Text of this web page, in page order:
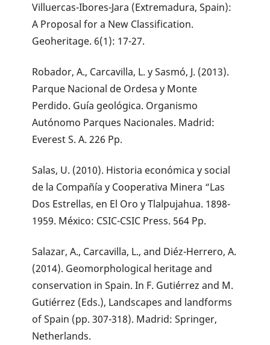
Villuercas-Ibores-Jara (Extremadura, Spain):
A Proposal for a New Classification.
Geoheritage. 6(1): 17-27.
Robador, A., Carcavilla, L. y Sasmó, J. (2013).
Parque Nacional de Ordesa y Monte
Perdido. Guía geológica. Organismo
Autónomo Parques Nacionales. Madrid:
Everest S. A. 226 Pp.
Salas, U. (2010). Historia económica y social
de la Compañía y Cooperativa Minera “Las
Dos Estrellas, en El Oro y Tlalpujahua. 1898-
1959. México: CSIC-CSIC Press. 564 Pp.
Salazar, A., Carcavilla, L., and Diéz-Herrero, A.
(2014). Geomorphological heritage and
conservation in Spain. In F. Gutiérrez and M.
Gutiérrez (Eds.), Landscapes and landforms
of Spain (pp. 307-318). Madrid: Springer,
Netherlands.